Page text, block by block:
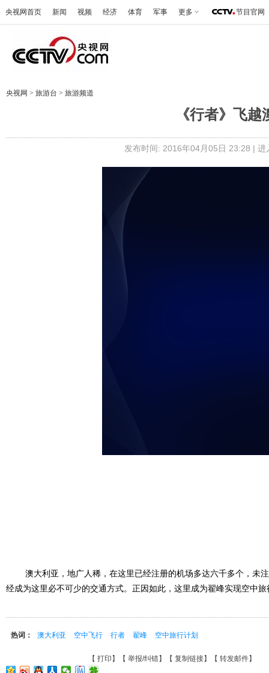
央视网首页 新闻 视频 经济 体育 军事 更多 节目官网
央视网 > 旅游台 > 旅游频道
《行者》飞越
发布时间: 2016年04月05日 23:28 | 进
澳大利亚，地广人稀，在这里已经注册的机场多达六千多个，未注
经成为这里必不可少的交通方式。正因如此，这里成为翟峰实现空中
热词： 澳大利亚 空中飞行 行者 翟峰 空中旅行计划
【 打印 】【 举报/纠错】【 复制链接】【 转发邮件】